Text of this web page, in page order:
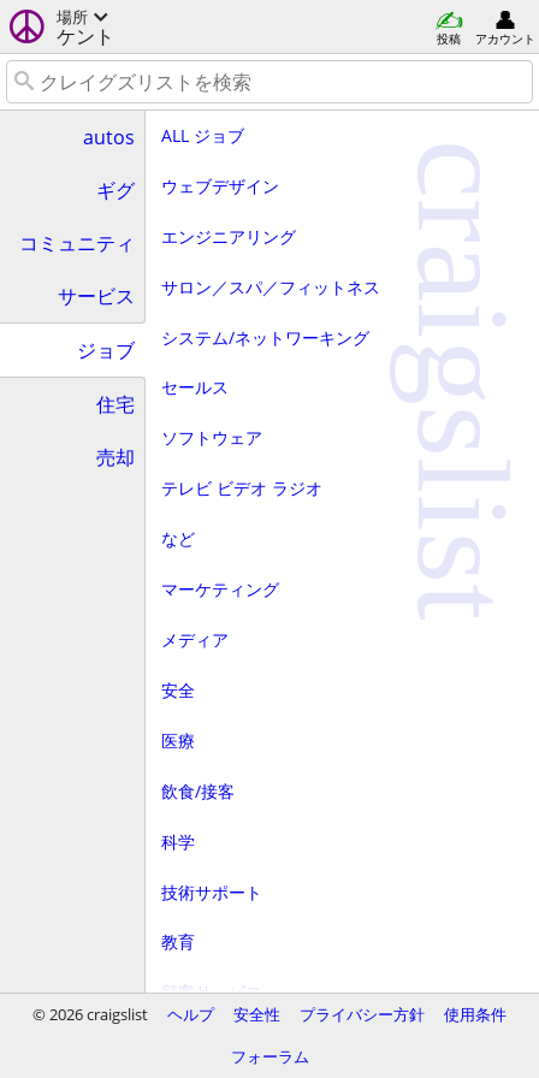
場所
ケント 投稿 アカウント
autos
ギグ
コミュニティ
サービス
ジョブ
住宅
売却
ALL ジョブ
ウェブデザイン
エンジニアリング
サロン／スパ／フィットネス
システム/ネットワーキング
セールス
ソフトウェア
テレビ ビデオ ラジオ
など
マーケティング
メディア
安全
医療
飲食/接客
科学
技術サポート
教育
顧客サービス
craigslist
© 2026 craigslist ヘルプ 安全性 プライバシー方針
使用条件
フォーラム